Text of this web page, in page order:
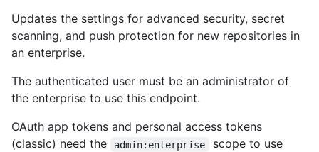
Updates the settings for advanced security, secret
scanning, and push protection for new repositories in
an enterprise.
The authenticated user must be an administrator of
the enterprise to use this endpoint.
OAuth app tokens and personal access tokens
(classic) need the
admin:enterprise
scope to use